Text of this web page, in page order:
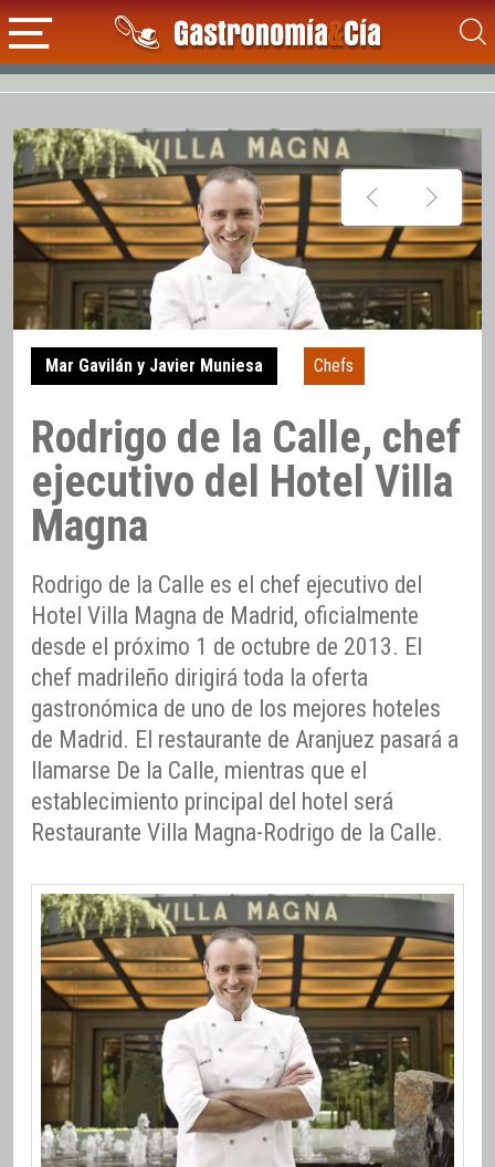
Mar Gavilán y Javier Muniesa Chefs
Rodrigo de la Calle, chef
ejecutivo del Hotel Villa
Magna
Rodrigo de la Calle es el chef ejecutivo del
Hotel Villa Magna de Madrid, oficialmente
desde el próximo 1 de octubre de 2013. El
chef madrileño dirigirá toda la oferta
gastronómica de uno de los mejores hoteles
de Madrid. El restaurante de Aranjuez pasará a
llamarse De la Calle, mientras que el
establecimiento principal del hotel será
Restaurante Villa Magna-Rodrigo de la Calle.